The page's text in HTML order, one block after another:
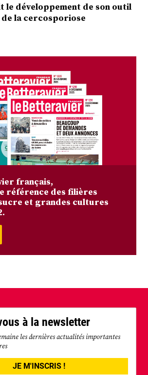
le développement de son outil
la cercosporiose
français,
référence des filières
et grandes cultures
à la newsletter
les dernières actualités importantes
JE M'INSCRIS !